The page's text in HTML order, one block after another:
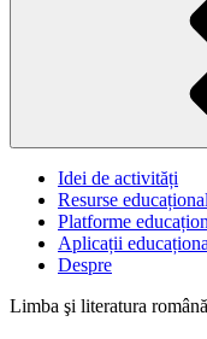
Idei de activități
Resurse
Platforme
Aplicații
Despre
Limba şi literatura